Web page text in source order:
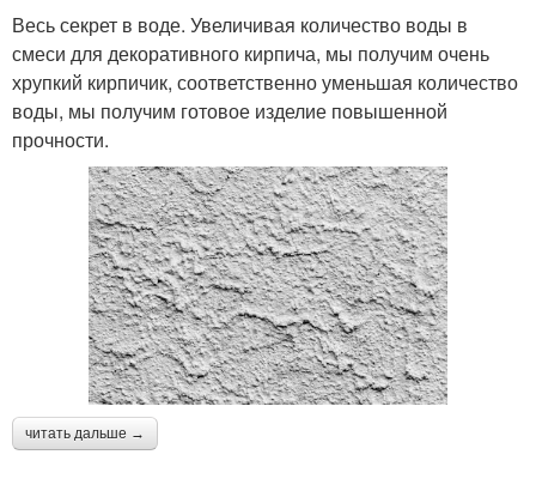
Весь секрет в воде. Увеличивая количество воды в
смеси для декоративного кирпича, мы получим очень
хрупкий кирпичик, соответственно уменьшая количество
воды, мы получим готовое изделие повышенной
прочности.
читать дальше →